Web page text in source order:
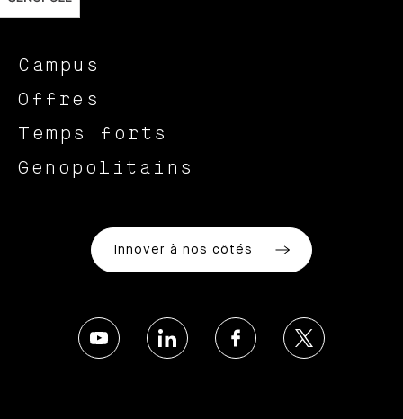
Campus
Offres
Temps forts
Genopolitains
Innover à nos côtés